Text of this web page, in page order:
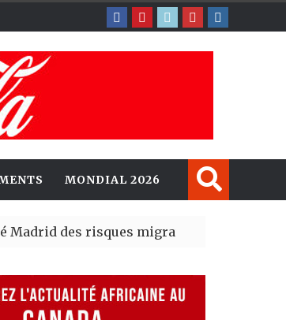
MONDIAL 2026
risques migratoires dès juillet